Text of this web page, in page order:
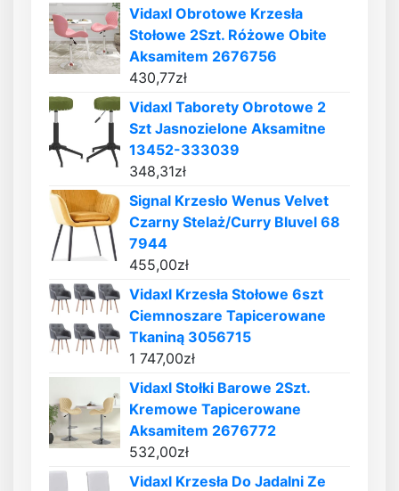
Vidaxl Obrotowe Krzesła
Stołowe 2Szt. Różowe Obite
Aksamitem 2676756
430,77zł
Vidaxl Taborety Obrotowe 2
Szt Jasnozielone Aksamitne
13452-333039
348,31zł
Signal Krzesło Wenus Velvet
Czarny Stelaż/Curry Bluvel 68
7944
455,00zł
Vidaxl Krzesła Stołowe 6szt
Ciemnoszare Tapicerowane
Tkaniną 3056715
1 747,00zł
Vidaxl Stołki Barowe 2Szt.
Kremowe Tapicerowane
Aksamitem 2676772
532,00zł
Vidaxl Krzesła Do Jadalni Ze